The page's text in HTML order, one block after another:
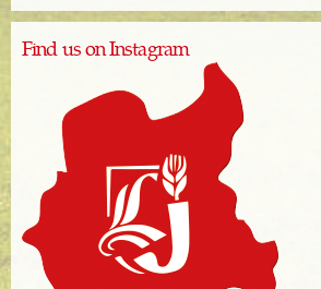
Find us on Instagram